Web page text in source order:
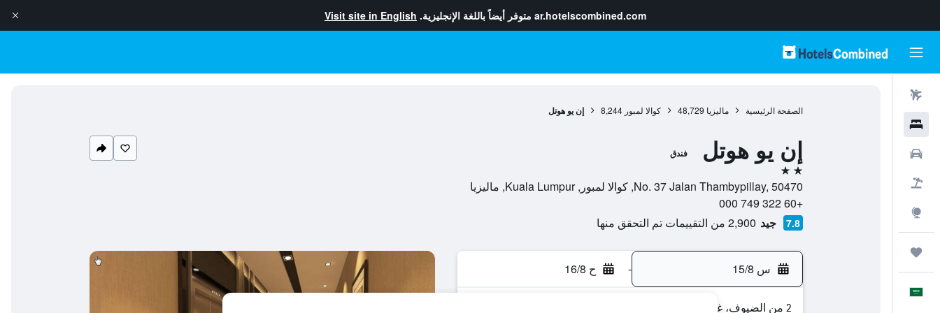
ar.hotelscombined.com متوفر أيضاً باللغة الإنجليزية. Visit site in English
الصفحة الرئيسية ماليزيا 48,729 كوالا لمبور 8,244 إن يو هوتل
إن يو هوتل فندق
2 نجمتين
No. 37 Jalan Thambypillay, 50470, كوالا لمبور, Kuala Lumpur, ماليزيا
+60 322 749 000
7.8 جيد 2,900 من التقييمات تم التحقق منها
س 15/8 - ح 16/8
2 من الضيوف، غرفة واحدة